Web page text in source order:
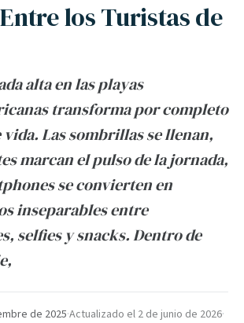
los Turistas de
alta en las playas
transforma por completo
Las sombrillas se llenan,
marcan el pulso de la jornada,
se convierten en
inseparables entre
selfies y snacks. Dentro de
de 2025·Actualizado el 2 de junio de 2026·